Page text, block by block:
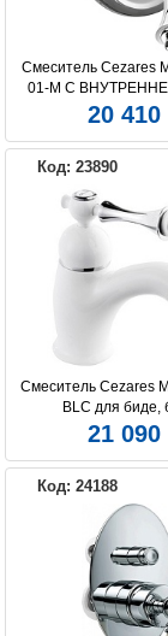
Смеситель Cezares
01-M С
20 410
Код: 23890
Смеситель Cezares
BLC для биде,
21 090
Код: 24188